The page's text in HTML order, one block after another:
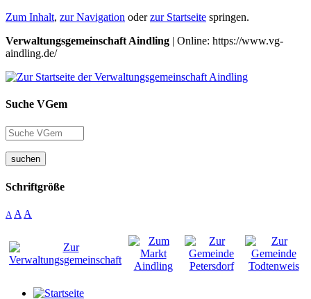
Zum Inhalt, zur Navigation oderzur Startseite springen.
Verwaltungsgemeinschaft Aindling | Online: https://www.vg-
aindling.de/
Suche VGem
suchen
Schriftgröße
A A A